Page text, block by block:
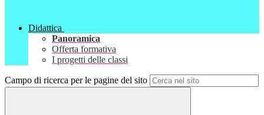
Didattica
Panoramica
Offerta formativa
I progetti delle classi
Campo di ricerca per le pagine del sito